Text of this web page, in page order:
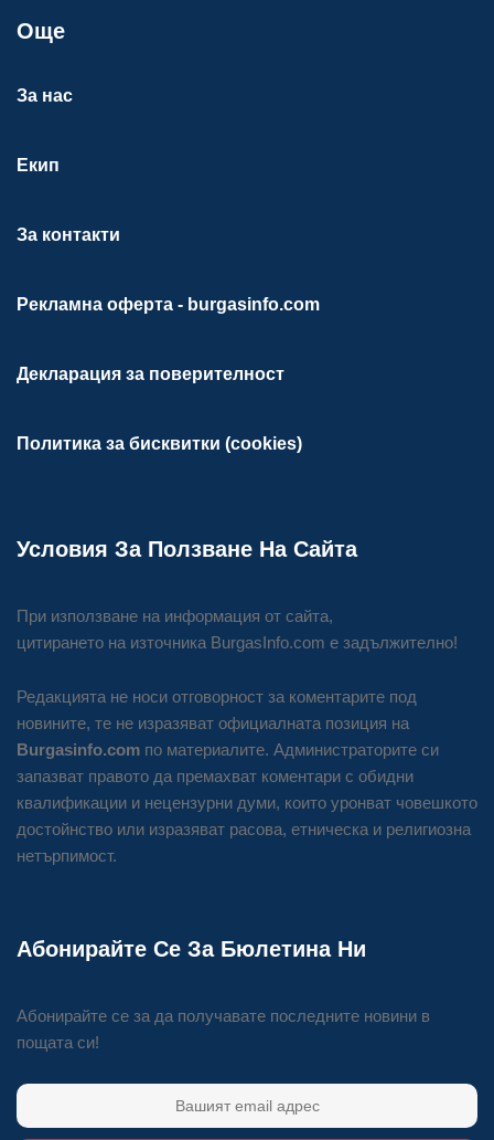
Още
За нас
Екип
За контакти
Рекламна оферта - burgasinfo.com
Декларация за поверителност
Политика за бисквитки (cookies)
Условия За Ползване На Сайта
При използване на информация от сайта,
цитирането на източника BurgasInfo.com е задължително!
Редакцията не носи отговорност за коментарите под
новините, те не изразяват официалната позиция на
Burgasinfo.com по материалите. Администраторите си
запазват правото да премахват коментари с обидни
квалификации и нецензурни думи, които уронват човешкото
достойнство или изразяват расова, етническа и религиозна
нетърпимост.
Абонирайте Се За Бюлетина Ни
Абонирайте се за да получавате последните новини в
пощата си!